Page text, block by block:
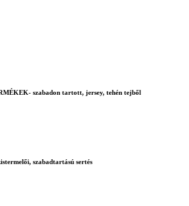
szabadon tartott, jersey, tehén tejből
szabadtartású sertés